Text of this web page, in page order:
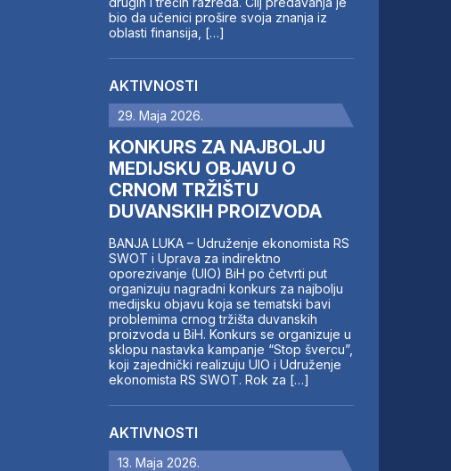
bio da učenici prošire svoja znanja iz
oblasti finansija, […]
AKTIVNOSTI
29. Maja 2026.
KONKURS ZA NAJBOLJU
MEDIJSKU OBJAVU O
CRNOM TRŽIŠTU
DUVANSKIH PROIZVODA
BANJA LUKA – Udruženje ekonomista RS
SWOT i Uprava za indirektno
oporezivanje (UIO) BiH po četvrti put
organizuju nagradni konkurs za najbolju
medijsku objavu koja se tematski bavi
problemima crnog tržišta duvanskih
proizvoda u BiH. Konkurs se organizuje u
sklopu nastavka kampanje “Stop švercu”,
koji zajednički realizuju UIO i Udruženje
ekonomista RS SWOT. Rok za […]
AKTIVNOSTI
13. Maja 2026.